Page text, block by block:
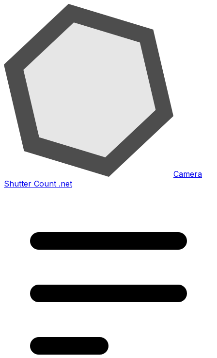
Camera
Shutter Count .net